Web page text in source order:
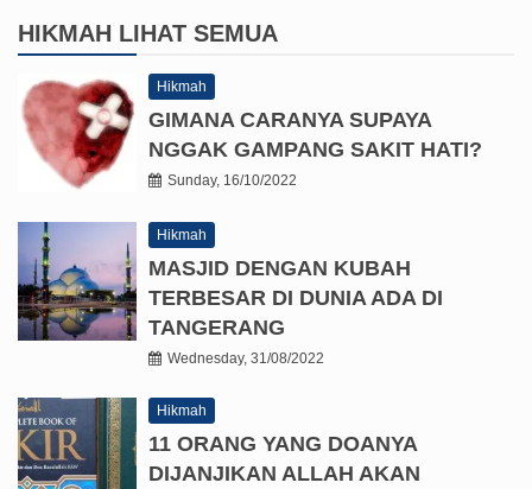
HIKMAH LIHAT SEMUA
Hikmah
GIMANA CARANYA SUPAYA
NGGAK GAMPANG SAKIT HATI?
Sunday, 16/10/2022
Hikmah
MASJID DENGAN KUBAH
TERBESAR DI DUNIA ADA DI
TANGERANG
Wednesday, 31/08/2022
Hikmah
11 ORANG YANG DOANYA
DIJANJIKAN ALLAH AKAN